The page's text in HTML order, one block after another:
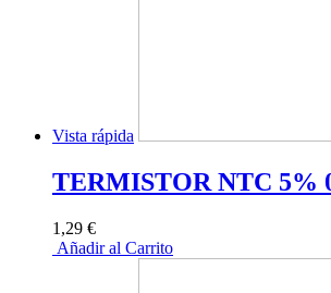
Vista rápida
TERMISTOR NTC 5%
1,29 €
Añadir al Carrito